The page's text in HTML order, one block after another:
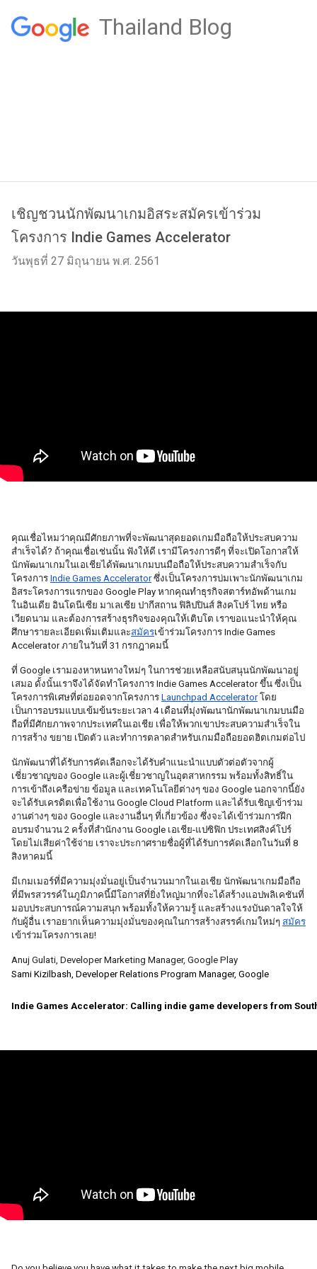
Thailand Blog
เชิญชวนนักพัฒนาเกมอิสระสมัครเข้าร่วม
โครงการ Indie Games Accelerator
วันพุธที่ 27 มิถุนายน พ.ศ. 2561
คุณเชื่อไหมว่าคุณมีศักยภาพที่จะพัฒนาสุดยอดเกมมือถือให้ประสบความ
สำเร็จได้? ถ้าคุณเชื่อเช่นนั้น ฟังให้ดี เรามีโครงการดีๆ ที่จะเปิดโอกาสให้
นักพัฒนาเกมในเอเชียได้พัฒนาเกมบนมือถือให้ประสบความสำเร็จกับ
โครงการ Indie Games Accelerator ซึ่งเป็นโครงการบ่มเพาะนักพัฒนาเกม
อิสระโครงการแรกของ Google Play หากคุณทำธุรกิจสตาร์ทอัพด้านเกม
ในอินเดีย อินโดนีเซีย มาเลเซีย ปากีสถาน ฟิลิปปินส์ สิงคโปร์ ไทย หรือ
เวียดนาม และต้องการสร้างธุรกิจของคุณให้เติบโต เราขอแนะนำให้คุณ
ศึกษารายละเอียดเพิ่มเติมและสมัครเข้าร่วมโครงการ Indie Games
Accelerator ภายในวันที่ 31 กรกฎาคมนี้
ที่ Google เรามองหาหนทางใหม่ๆ ในการช่วยเหลือสนับสนุนนักพัฒนาอยู่
เสมอ ดั้งนั้นเราจึงได้จัดทำโครงการ Indie Games Accelerator ขึ้น ซึ่งเป็น
โครงการพิเศษที่ต่อยอดจากโครงการ Launchpad Accelerator โดย
เป็นการอบรมแบบเข้มข้นระยะเวลา 4 เดือนที่มุ่งพัฒนานักพัฒนาเกมบนมือ
ถือที่มีศักยภาพจากประเทศในเอเชีย เพื่อให้พวกเขาประสบความสำเร็จใน
การสร้าง ขยาย เปิดตัว และทำการตลาดสำหรับเกมมือถือยอดฮิตเกมต่อไป
นักพัฒนาที่ได้รับการคัดเลือกจะได้รับคำแนะนำแบบตัวต่อตัวจากผู้
เชี่ยวชาญของ Google และผู้เชี่ยวชาญในอุตสาหกรรม พร้อมทั้งสิทธิ์ใน
การเข้าถึงเครือข่าย ข้อมูล และเทคโนโลยีต่างๆ ของ Google นอกจากนี้ยัง
จะได้รับเครดิตเพื่อใช้งาน Google Cloud Platform และได้รับเชิญเข้าร่วม
งานต่างๆ ของ Google และงานอื่นๆ ที่เกี่ยวข้อง ซึ่งจะได้เข้าร่วมการฝึก
อบรมจำนวน 2 ครั้งที่สำนักงาน Google เอเชีย-แปซิฟิก ประเทศสิงค์โปร์
โดยไม่เสียค่าใช้จ่าย เราจะประกาศรายชื่อผู้ที่ได้รับการคัดเลือกในวันที่ 8
สิงหาคมนี้
มีเกมเมอร์ที่มีความมุ่งมั่นอยู่เป็นจำนวนมากในเอเชีย นักพัฒนาเกมมือถือ
ที่มีพรสวรรค์ในภูมิภาคนี้มีโอกาสที่ยิ่งใหญ่มากที่จะได้สร้างแอปพลิเคชันที่
มอบประสบการณ์ความสนุก พร้อมทั้งให้ความรู้ และสร้างแรงบันดาลใจให้
กับผู้อื่น เราอยากเห็นความมุ่งมั่นของคุณในการสร้างสรรค์เกมใหม่ๆ สมัคร
เข้าร่วมโครงการเลย!
Anuj Gulati, Developer Marketing Manager, Google Play
Sami Kizilbash, Developer Relations Program Manager, Google
Indie Games Accelerator: Calling indie game developers from